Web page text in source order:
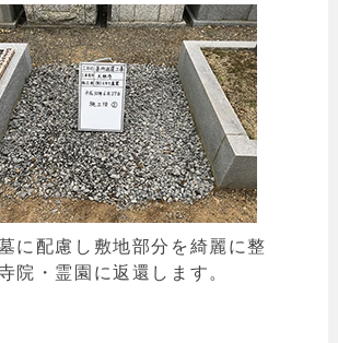
に配慮し敷地部分を綺麗に整
院・霊園に返還します。